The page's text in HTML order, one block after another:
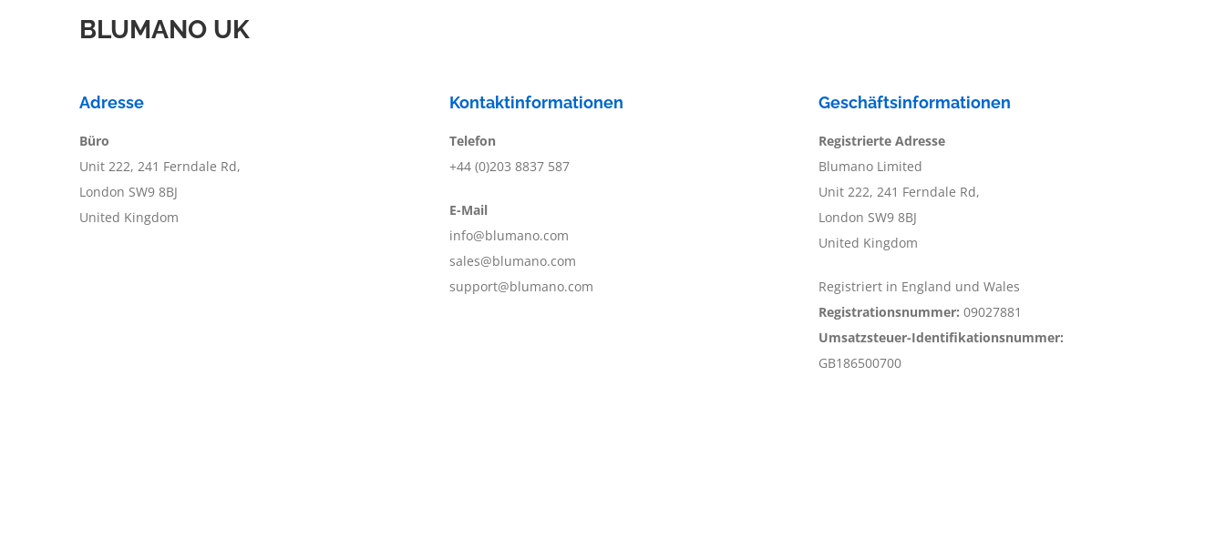
BLUMANO UK
Adresse
Büro
Unit 222, 241 Ferndale Rd,
London SW9 8BJ
United Kingdom
Kontaktinformationen
Telefon
+44 (0)203 8837 587
E-Mail
info@blumano.com
sales@blumano.com
support@blumano.com
Geschäftsinformationen
Registrierte Adresse
Blumano Limited
Unit 222, 241 Ferndale Rd,
London SW9 8BJ
United Kingdom
Registriert in England und Wales
Registrationsnummer: 09027881
Umsatzsteuer-Identifikationsnummer:
GB186500700